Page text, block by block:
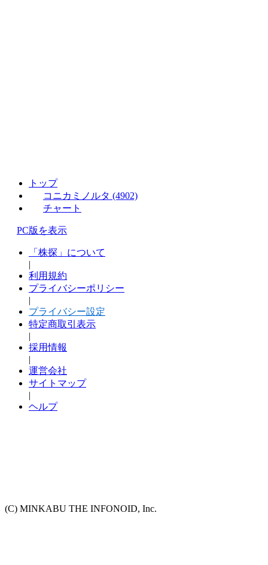
トップ
コニカミノルタ (4902)
チャート
PC版を表示
「株探」について
|
利用規約
プライバシーポリシー
|
プライバシー設定
特定商取引表示
|
採用情報
|
運営会社
サイトマップ
|
ヘルプ
(C) MINKABU THE INFONOID, Inc.